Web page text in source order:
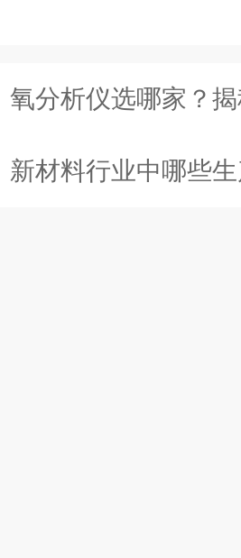
氧分析仪选哪家？揭秘分
新材料行业中哪些生产场景和工